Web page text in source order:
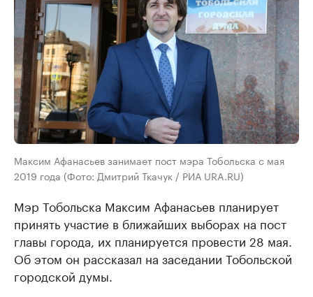
Максим Афанасьев занимает пост мэра Тобольска с мая
2019 года (Фото: Дмитрий Ткачук / РИА URA.RU)
Мэр Тобольска Максим Афанасьев планирует
принять участие в ближайших выборах на пост
главы города, их планируется провести 28 мая.
Об этом он рассказал на заседании Тобольской
городской думы.